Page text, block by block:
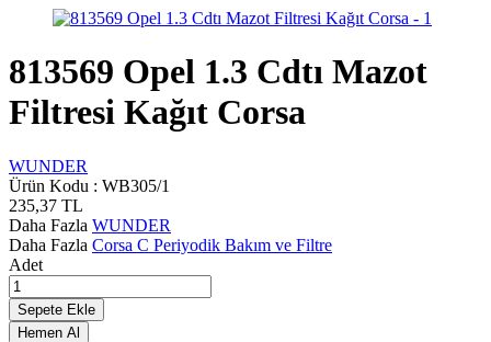
813569 Opel 1.3 Cdtı Mazot
Filtresi Kağıt Corsa
WUNDER
Ürün Kodu : WB305/1
235,37 TL
Daha Fazla WUNDER
Daha Fazla Corsa C Periyodik Bakım ve Filtre
Adet
Sepete Ekle
Hemen Al